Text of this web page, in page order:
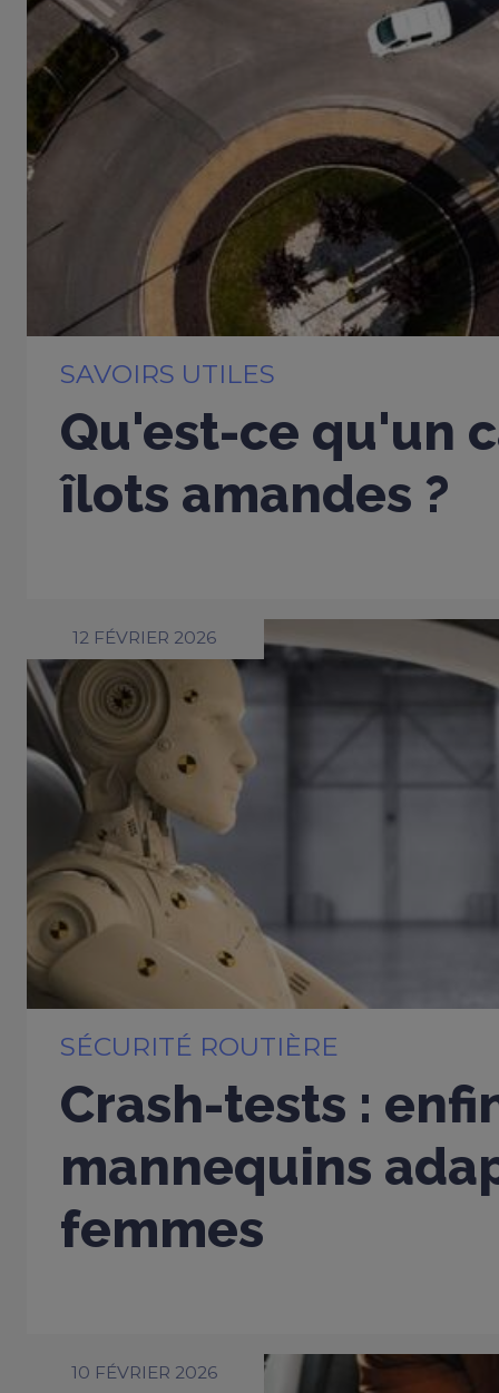
SAVOIRS UTILES
Qu'est-ce qu'un
îlots amandes ?
12 FÉVRIER 2026
SÉCURITÉ ROUTIÈRE
Crash-tests :
mannequins
femmes
10 FÉVRIER 2026